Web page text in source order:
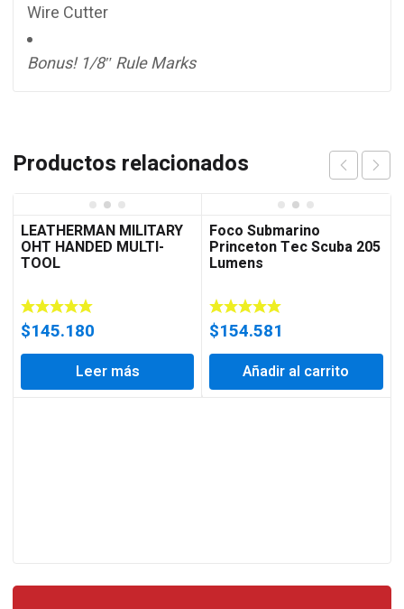
Wire Cutter
Bonus! 1/8″ Rule Marks
Productos relacionados
LEATHERMAN MILITARY
OHT HANDED MULTI-
TOOL
$145.180
Leer más
Foco Submarino
Princeton Tec Scuba 205
Lumens
$154.581
Añadir al carrito